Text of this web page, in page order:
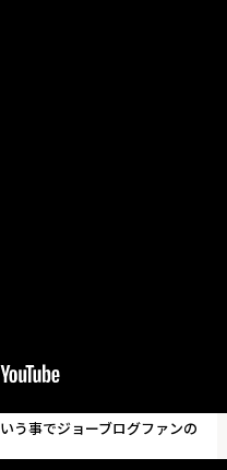
う事でジョーブログファンの